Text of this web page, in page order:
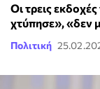
Οι τρεις
χτύπησε», «δεν
Πολιτική